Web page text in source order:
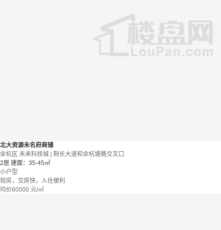
北大资源未名府商铺
余杭区 未来科技城 | 荆长大道和余杭塘路交叉口
2居 建面：35-45㎡
小户型
现房，交房快，入住便利
均价60000 元/㎡